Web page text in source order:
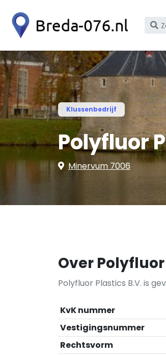
of
Klussenbedrijf
Polyfluor
Minervum 7006
Over
Polyfluor Plastics B.V. is
KvK nummer
Vestigingsnummer
Rechtsvorm